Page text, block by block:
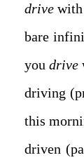
drive with
bare
you drive
this